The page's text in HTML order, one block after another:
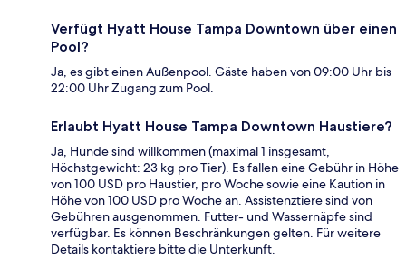
Verfügt Hyatt House Tampa Downtown über einen
Pool?
Ja, es gibt einen Außenpool. Gäste haben von 09:00 Uhr bis
22:00 Uhr Zugang zum Pool.
Erlaubt Hyatt House Tampa Downtown Haustiere?
Ja, Hunde sind willkommen (maximal 1 insgesamt,
Höchstgewicht: 23 kg pro Tier). Es fallen eine Gebühr in Höhe
von 100 USD pro Haustier, pro Woche sowie eine Kaution in
Höhe von 100 USD pro Woche an. Assistenztiere sind von
Gebühren ausgenommen. Futter- und Wassernäpfe sind
verfügbar. Es können Beschränkungen gelten. Für weitere
Details kontaktiere bitte die Unterkunft.